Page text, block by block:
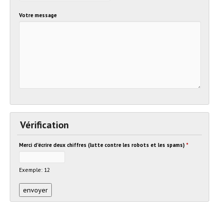
Votre message
Vérification
Merci d'écrire deux chiffres (lutte contre les robots et les spams) *
Exemple: 12